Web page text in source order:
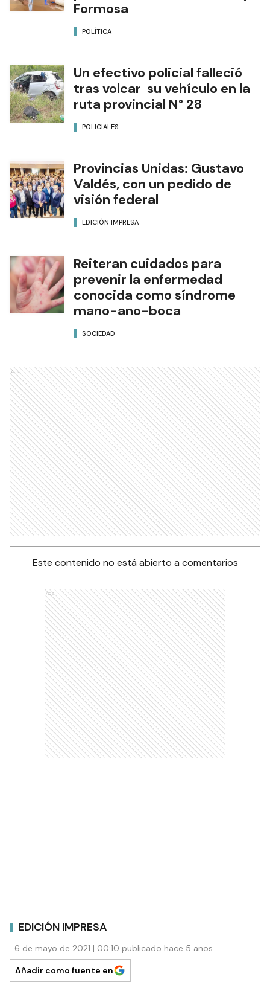
Formosa
POLÍTICA
Un efectivo policial falleció
tras volcar su vehículo en la
ruta provincial N° 28
POLICIALES
Provincias Unidas: Gustavo
Valdés, con un pedido de
visión federal
EDICIÓN IMPRESA
Reiteran cuidados para
prevenir la enfermedad
conocida como síndrome
mano-ano-boca
SOCIEDAD
Ads
Este contenido no está abierto a comentarios
Ads
EDICIÓN IMPRESA
6 de mayo de 2021 | 00:10 publicado hace 5 años
Añadir como fuente en